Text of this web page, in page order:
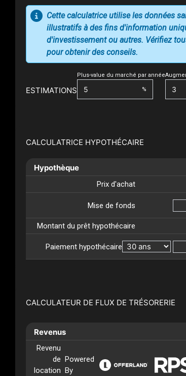
ESTIMATIONS
Plus-value du marché par année
%
Cette calculatrice utilise les données
illustratifs à des fins d'information
d'investissement ou autres. Vérifiez
pour obtenir des conseils.
CALCULATRICE HYPOTHÉCAIRE
Hypothèque
Prix d'achat
Mise de fonds
Montant du prêt hypothécaire
Paiement hypothécaire
CALCULATEUR DE FLUX DE TRÉSORERIE
Revenus
Revenu
de
location
Powered
By